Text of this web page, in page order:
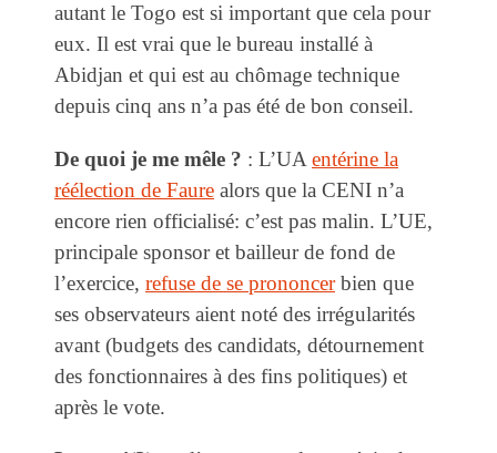
autant le Togo est si important que cela pour
eux. Il est vrai que le bureau installé à
Abidjan et qui est au chômage technique
depuis cinq ans n’a pas été de bon conseil.
De quoi je me mêle ? : L’UA entérine la
réélection de Faure alors que la CENI n’a
encore rien officialisé: c’est pas malin. L’UE,
principale sponsor et bailleur de fond de
l’exercice, refuse de se prononcerbien que
ses observateurs aient noté des irrégularités
avant (budgets des candidats, détournement
des fonctionnaires à des fins politiques) et
après le vote.